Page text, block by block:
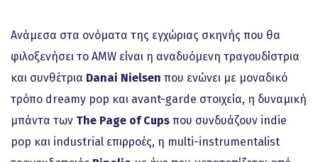
Ανάμεσα στα ονόματα της εγχώριας σκηνής που θα
φιλοξενήσει το AMW είναι η αναδυόμενη τραγουδίστρια
και συνθέτρια Danai Nielsen που ενώνει με μοναδικό
τρόπο dreamy pop και avant-garde στοιχεία, η δυναμική
μπάντα των The Page of Cups που συνδυάζουν indie
pop και industrial επιρροές, η multi-instrumentalist